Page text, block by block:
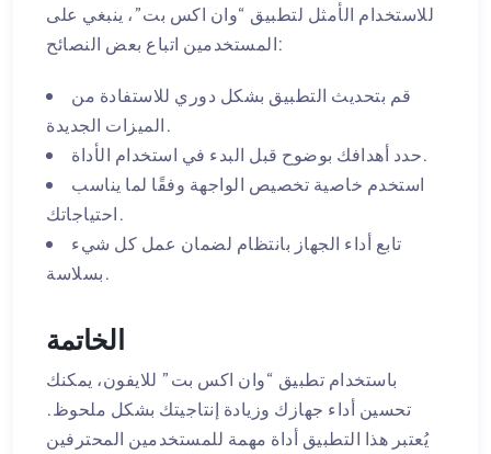
للاستخدام الأمثل لتطبيق “وان اكس بت”، ينبغي على
المستخدمين اتباع بعض النصائح:
قم بتحديث التطبيق بشكل دوري للاستفادة من
الميزات الجديدة.
حدد أهدافك بوضوح قبل البدء في استخدام الأداة.
استخدم خاصية تخصيص الواجهة وفقًا لما يناسب
احتياجاتك.
تابع أداء الجهاز بانتظام لضمان عمل كل شيء
بسلاسة.
الخاتمة
باستخدام تطبيق “وان اكس بت” للايفون، يمكنك
تحسين أداء جهازك وزيادة إنتاجيتك بشكل ملحوظ.
يُعتبر هذا التطبيق أداة مهمة للمستخدمين المحترفين